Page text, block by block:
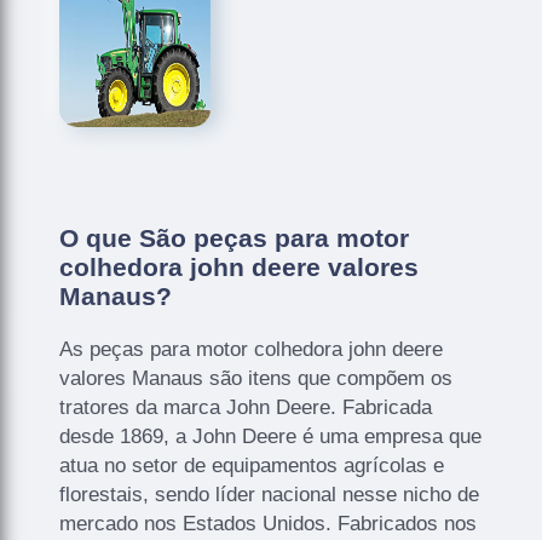
O que São peças para motor
colhedora john deere valores
Manaus?
As peças para motor colhedora john deere
valores Manaus são itens que compõem os
tratores da marca John Deere. Fabricada
desde 1869, a John Deere é uma empresa que
atua no setor de equipamentos agrícolas e
florestais, sendo líder nacional nesse nicho de
mercado nos Estados Unidos. Fabricados nos